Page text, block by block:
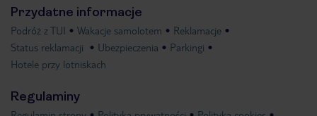
Przydatne informacje
Podróż z TUI Wakacje samolotem
Reklamacje
Status reklamacji
Ubezpieczenia
Parkingi
Hotele przy lotniskach
Regulaminy